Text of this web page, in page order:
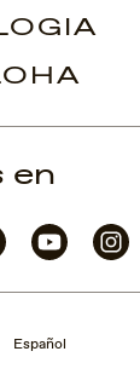
Español
en